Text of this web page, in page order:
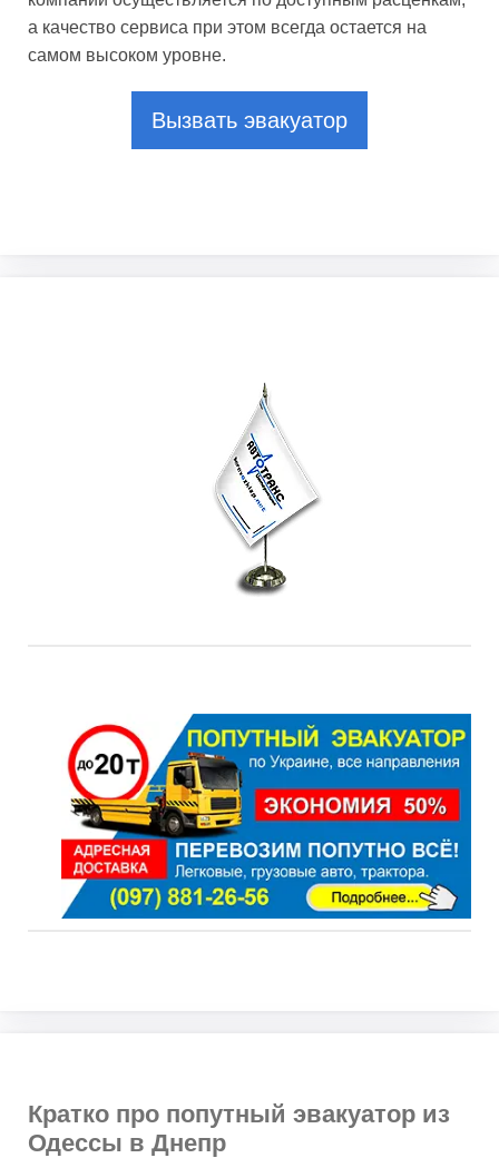
а качество сервиса при этом всегда остается на
самом высоком уровне.
Вызвать эвакуатор
Кратко про попутный эвакуатор из
Одессы в Днепр